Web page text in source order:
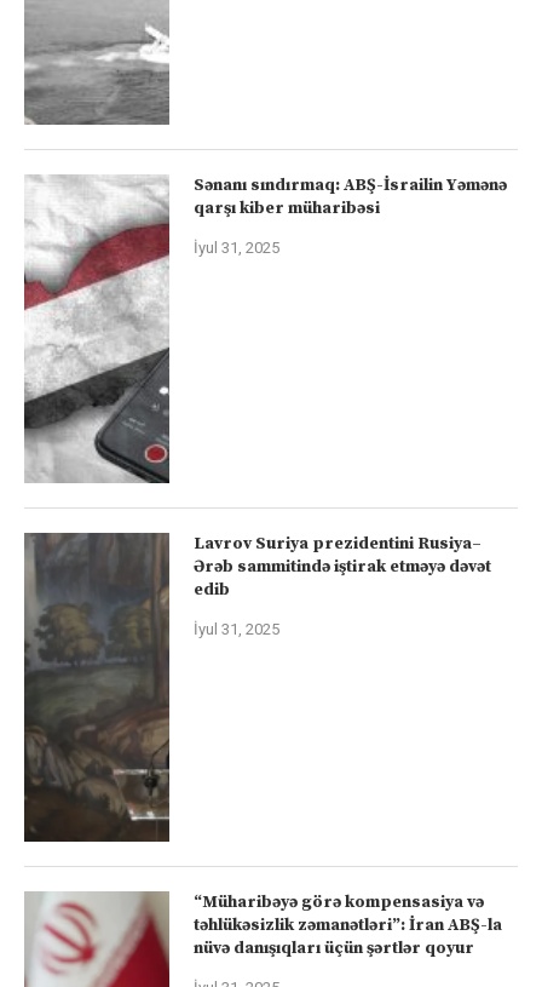
Sənanı sındırmaq: ABŞ-İsrailin Yəmənə
qarşı kiber müharibəsi
İyul 31, 2025
Lavrov Suriya prezidentini Rusiya–
Ərəb sammitində iştirak etməyə dəvət
edib
İyul 31, 2025
“Müharibəyə görə kompensasiya və
təhlükəsizlik zəmanətləri”: İran ABŞ-la
nüvə danışıqları üçün şərtlər qoyur